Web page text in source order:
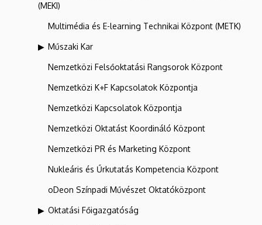
(MEKI)
Multimédia és E-learning Technikai Központ (METK)
Műszaki Kar
Nemzetközi Felsőoktatási Rangsorok Központ
Nemzetközi K+F Kapcsolatok Központja
Nemzetközi Kapcsolatok Központja
Nemzetközi Oktatást Koordináló Központ
Nemzetközi PR és Marketing Központ
Nukleáris és Űrkutatás Kompetencia Központ
oDeon Színpadi Művészet Oktatóközpont
Oktatási Főigazgatóság